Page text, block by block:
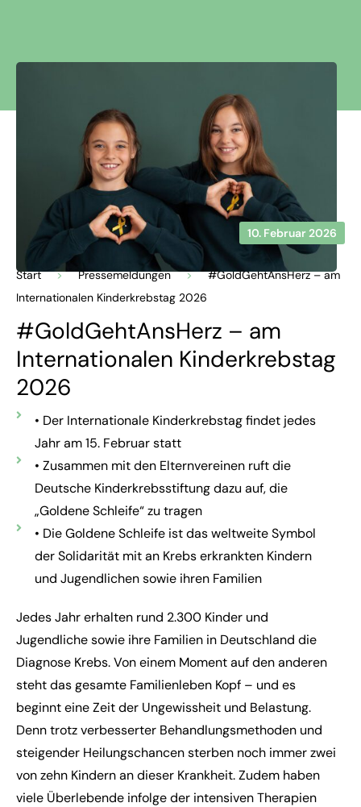
10. Februar 2026
Start > Pressemeldungen >
#GoldGehtAnsHerz – am
Internationalen Kinderkrebstag 2026
#GoldGehtAnsHerz – am
Internationalen Kinderkrebstag
2026
• Der Internationale Kinderkrebstag findet jedes
Jahr am 15. Februar statt
• Zusammen mit den Elternvereinen ruft die
Deutsche Kinderkrebsstiftung dazu auf, die
„Goldene Schleife“ zu tragen
• Die Goldene Schleife ist das weltweite Symbol
der Solidarität mit an Krebs erkrankten Kindern
und Jugendlichen sowie ihren Familien
Jedes Jahr erhalten rund 2.300 Kinder und
Jugendliche sowie ihre Familien in Deutschland die
Diagnose Krebs. Von einem Moment auf den anderen
steht das gesamte Familienleben Kopf – und es
beginnt eine Zeit der Ungewissheit und Belastung.
Denn trotz verbesserter Behandlungsmethoden und
steigender Heilungschancen sterben noch immer zwei
von zehn Kindern an dieser Krankheit. Zudem haben
viele Überlebende infolge der intensiven Therapien